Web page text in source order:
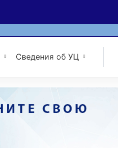
Сведения об УЦ